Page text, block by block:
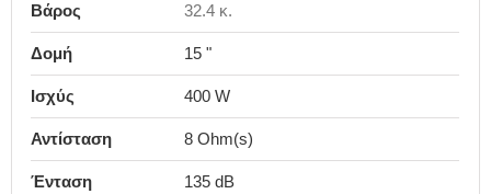
Βάρος 32.4 κ.
Δομή 15 "
Ισχύς 400 W
Αντίσταση 8 Ohm(s)
Ένταση 135 dB